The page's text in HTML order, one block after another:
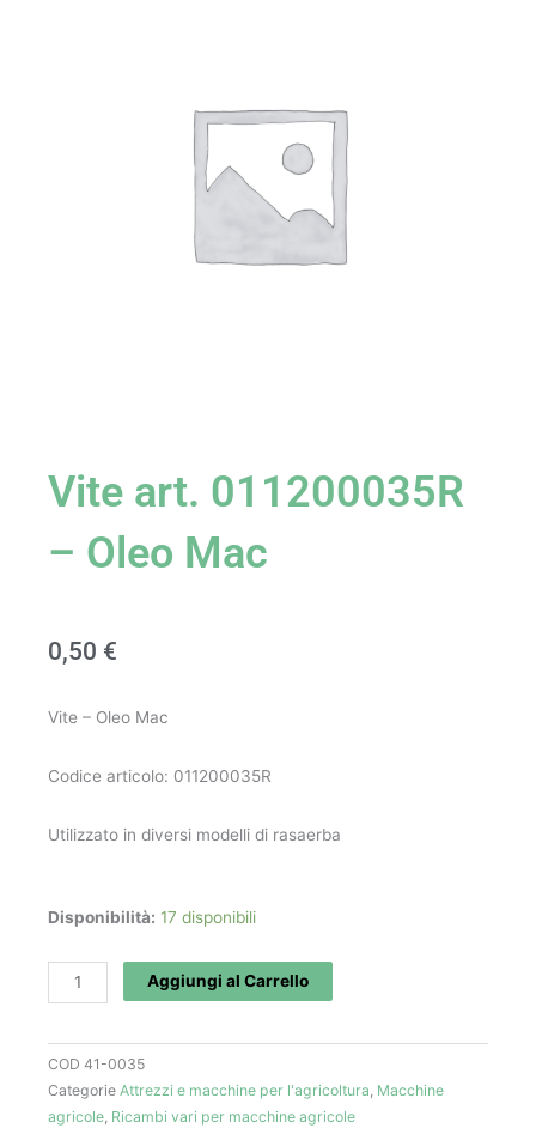
Vite art. 011200035R
– Oleo Mac
0,50 €
Vite – Oleo Mac
Codice articolo: 011200035R
Utilizzato in diversi modelli di rasaerba
Disponibilità: 17 disponibili
Vite
011200035R
-
Mac
quantità
Aggiungi al Carrello
COD 41-0035
Categorie Attrezzi e macchine per l'agricoltura, Macchine
agricole, Ricambi vari per macchine agricole